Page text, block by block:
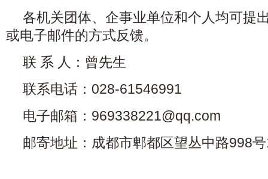
各机关团体、企事业单位和个人均可提
或电子邮件的方式反馈。
联 系 人：曾先生
联系电话：028-61546991
电子邮箱：969338221@qq.com
邮寄地址：成都市郫都区望丛中路998